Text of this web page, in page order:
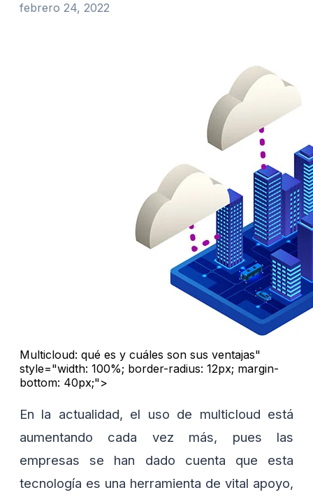
febrero 24, 2022
Multicloud: qué es y cuáles son sus ventajas"
style="width: 100%; border-radius: 12px; margin-
bottom: 40px;">
En la actualidad, el uso de multicloud está
aumentando cada vez más, pues las
empresas se han dado cuenta que esta
tecnología es una herramienta de vital apoyo,